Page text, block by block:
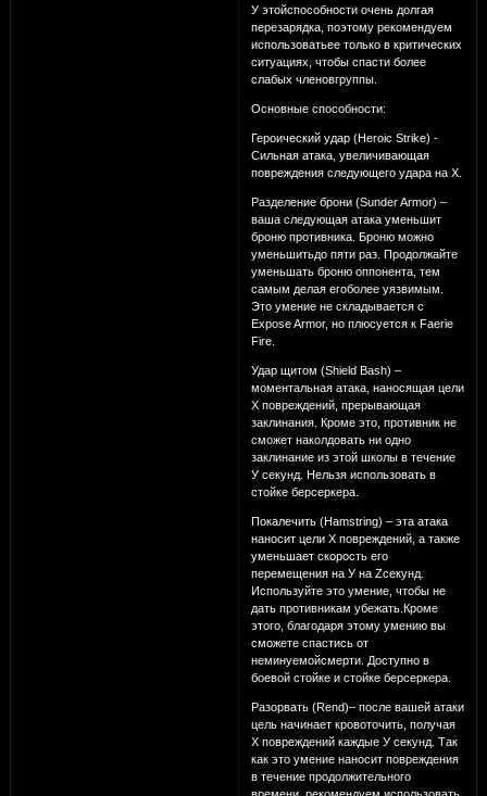
У этойспособности очень долгая
перезарядка, поэтому рекомендуем
использоватьее только в критических
ситуациях, чтобы спасти более
слабых членовгруппы.
Основные способности:
Героический удар (Heroic Strike) -
Сильная атака, увеличивающая
повреждения следующего удара на Х.
Разделение брони (Sunder Armor) –
ваша следующая атака уменьшит
броню противника. Броню можно
уменьшитьдо пяти раз. Продолжайте
уменьшать броню оппонента, тем
самым делая егоболее уязвимым.
Это умение не складывается с
Expose Armor, но плюсуется к Faerie
Fire.
Удар щитом (Shield Bash) –
моментальная атака, наносящая цели
Х повреждений, прерывающая
заклинания. Кроме это, противник не
сможет наколдовать ни одно
заклинание из этой школы в течение
У секунд. Нельзя использовать в
стойке берсеркера.
Покалечить (Hamstring) – эта атака
наносит цели Х повреждений, а также
уменьшает скорость его
перемещения на У на Zсекунд.
Используйте это умение, чтобы не
дать противникам убежать.Кроме
этого, благодаря этому умению вы
сможете спастись от
неминуемойсмерти. Доступно в
боевой стойке и стойке берсеркера.
Разорвать (Rend)– после вашей атаки
цель начинает кровоточить, получая
Х повреждений каждые У секунд. Так
как это умение наносит повреждения
в течение продолжительного